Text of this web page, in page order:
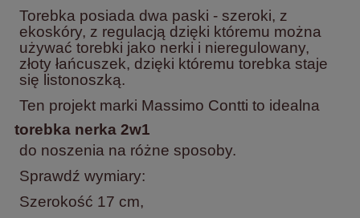
Torebka posiada dwa paski - szeroki, z
ekoskóry, z regulacją dzięki któremu można
używać torebki jako nerki i nieregulowany,
złoty łańcuszek, dzięki któremu torebka staje
się listonoszką.
Ten projekt marki Massimo Contti to idealna
torebka nerka 2w1
do noszenia na różne sposoby.
Sprawdź wymiary:
Szerokość 17 cm,